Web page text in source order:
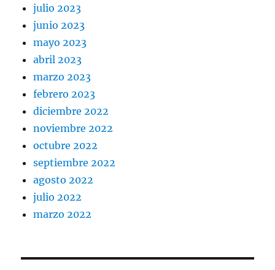
julio 2023
junio 2023
mayo 2023
abril 2023
marzo 2023
febrero 2023
diciembre 2022
noviembre 2022
octubre 2022
septiembre 2022
agosto 2022
julio 2022
marzo 2022